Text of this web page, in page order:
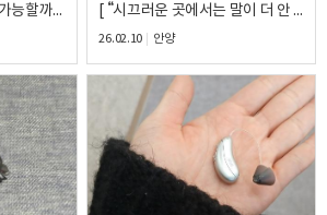
[ “귓속형 보청기, 나도 가능할까 했는데 바로 결정했어요” ] – 시그니아 5ix CIC 착용 후기 [ “시끄러운 곳에서는 말이 더 안 들려서 힘들었는데, 확실히 달라졌어요” ] – 포낙 인피니오90 착용 후기
26.02.10 안양
개인정보 수집, 이용에 동의합니다.
[자세히보기]